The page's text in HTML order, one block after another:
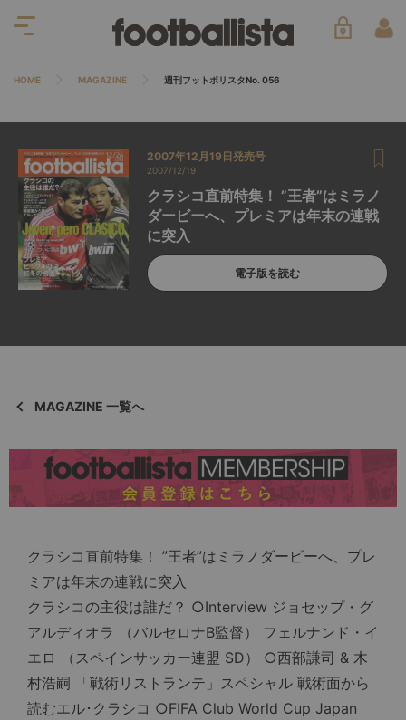
HOME MAGAZINE 週刊フットボリスタNo. 056
2007年12月19日発売号
2007/12/19
クラシコ直前特集！ ”王者”はミラノ
ダービーへ、プレミアは年末の連戦
に突入
電子版を読む
MAGAZINE 一覧へ
クラシコ直前特集！ ”王者”はミラノダービーへ、プレ
ミアは年末の連戦に突入
クラシコの主役は誰だ？ ○Interview ジョセップ・グ
アルディオラ （バルセロナB監督） フェルナンド・イ
エロ （スペインサッカー連盟 SD） ○西部謙司 & 木
村浩嗣 「戦術リストランテ」スペシャル 戦術面から
読むエル･クラシコ ○FIFA Club World Cup Japan